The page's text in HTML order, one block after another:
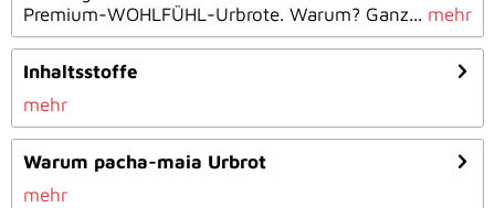
Premium-WOHLFÜHL-Urbrote. Warum? Ganz... mehr
Inhaltsstoffe
mehr
Warum pacha-maia Urbrot
mehr